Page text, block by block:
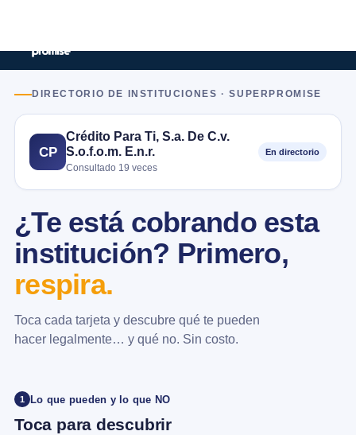
DIRECTORIO DE INSTITUCIONES · SUPERPROMISE
CP
Crédito Para Ti, S.a. De C.v.
S.o.f.o.m. E.n.r.
Consultado 19 veces
En directorio
¿Te está cobrando esta
institución? Primero,
respira.
Toca cada tarjeta y descubre qué te pueden
hacer legalmente… y qué no. Sin costo.
1 Lo que pueden y lo que NO
Toca para descubrir